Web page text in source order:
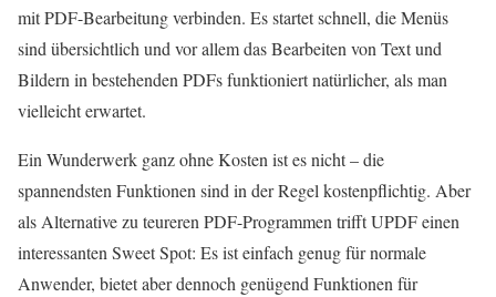
mit PDF-Bearbeitung verbinden. Es startet schnell, die Menüs
sind übersichtlich und vor allem das Bearbeiten von Text und
Bildern in bestehenden PDFs funktioniert natürlicher, als man
vielleicht erwartet.
Ein Wunderwerk ganz ohne Kosten ist es nicht – die
spannendsten Funktionen sind in der Regel kostenpflichtig. Aber
als Alternative zu teureren PDF-Programmen trifft UPDF einen
interessanten Sweet Spot: Es ist einfach genug für normale
Anwender, bietet aber dennoch genügend Funktionen für